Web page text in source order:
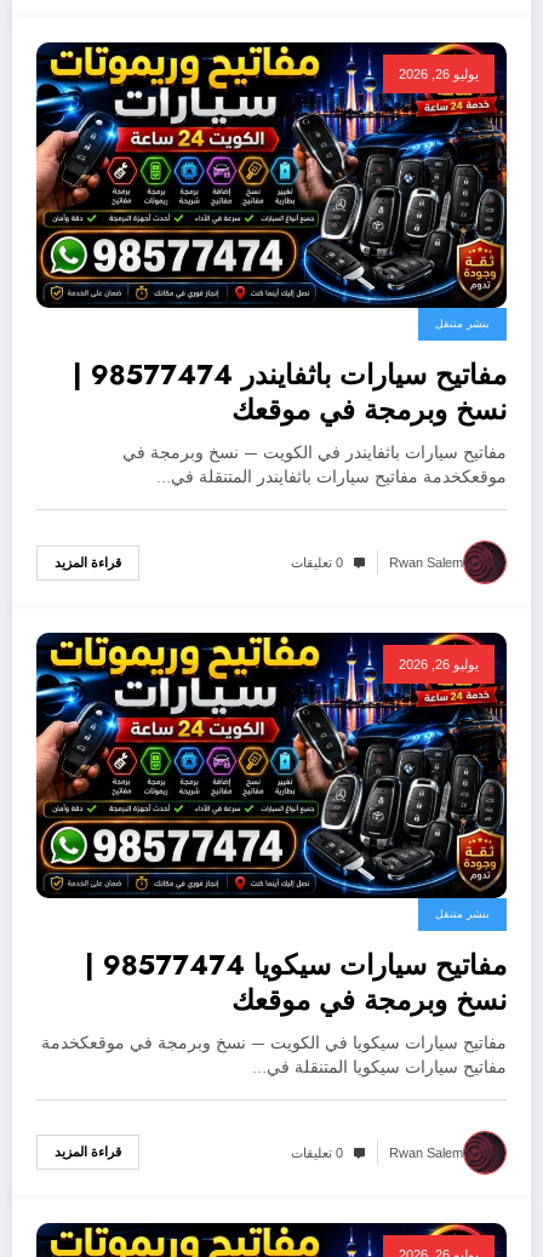
يوليو 26, 2026
بنشر متنقل
مفاتيح سيارات باثفايندر 98577474 |
نسخ وبرمجة في موقعك
مفاتيح سيارات باثفايندر في الكويت — نسخ وبرمجة في
موقعكخدمة مفاتيح سيارات باثفايندر المتنقلة في…
Rwan Salem 0 تعليقات قراءة المزيد
يوليو 26, 2026
بنشر متنقل
مفاتيح سيارات سيكويا 98577474 |
نسخ وبرمجة في موقعك
مفاتيح سيارات سيكويا في الكويت — نسخ وبرمجة في موقعكخدمة
مفاتيح سيارات سيكويا المتنقلة في…
Rwan Salem 0 تعليقات قراءة المزيد